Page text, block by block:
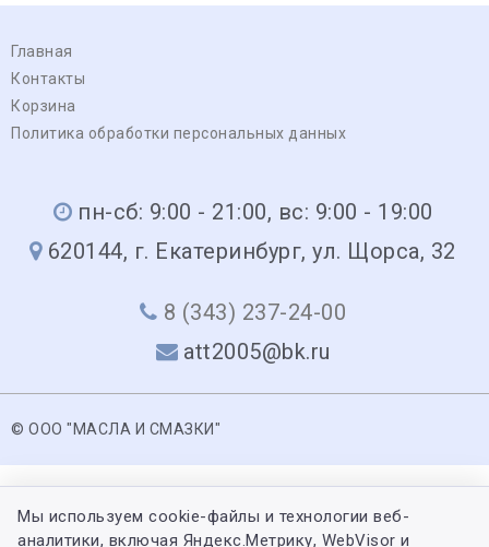
Главная
Контакты
Корзина
Политика обработки персональных данных
пн-сб: 9:00 - 21:00, вс: 9:00 - 19:00
620144, г. Екатеринбург, ул. Щорса, 32
8 (343) 237-24-00
att2005@bk.ru
© ООО "МАСЛА И СМАЗКИ"
Мы используем cookie-файлы и технологии веб-
аналитики, включая Яндекс.Метрику, WebVisor и